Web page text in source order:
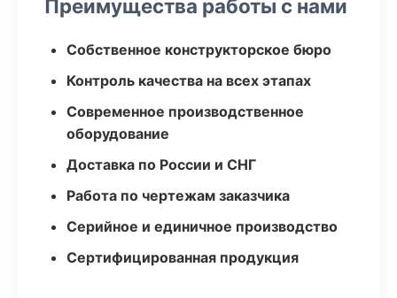
Преимущества работы с нами
Собственное конструкторское бюро
Контроль качества на всех этапах
Современное производственное
оборудование
Доставка по России и СНГ
Работа по чертежам заказчика
Серийное и единичное производство
Сертифицированная продукция